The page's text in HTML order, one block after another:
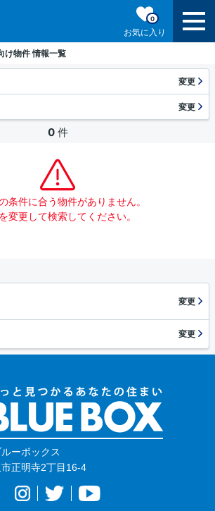
お気に入り
0
け物件 情報一覧
変更
変更
0 件
条件に合う物件がありません。
変更して検索してください。
変更
変更
ーボックス
正明寺2丁目16-4